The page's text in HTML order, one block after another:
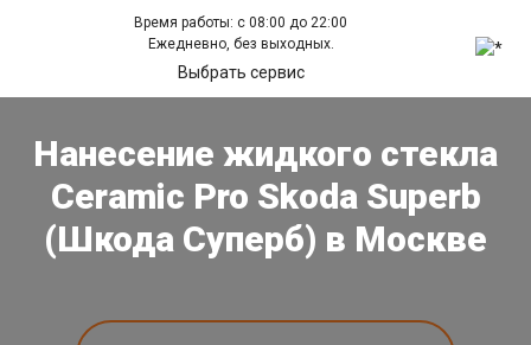
Время работы: с 08:00 до 22:00
Ежедневно, без выходных.
Выбрать сервис
Нанесение жидкого стекла
Ceramic Pro Skoda Superb
(Шкода Суперб) в Москве